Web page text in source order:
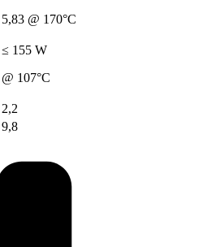
5,83 @ 170°C
≤ 155 W
@ 107°C
2,2
9,8